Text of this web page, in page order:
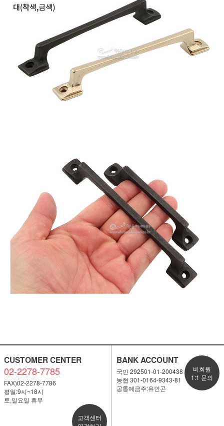
CUSTOMER CENTER
02-2278-7785
FAX)02-2278-7786
평일:9시~18시
토,일요일 휴무
고객센터
BANK ACCOUNT
국민 292501-01-200438
농협 301-0164-9343-81
공통예금주:유인곤
비회원
1:1 문의